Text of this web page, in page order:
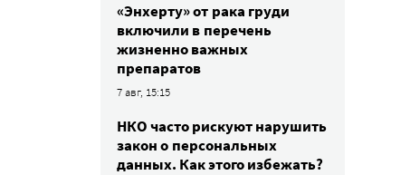
«Энхерту» от рака груди
включили в перечень
жизненно важных
препаратов
7 авг, 15:15
НКО часто рискуют нарушить
закон о персональных
данных. Как этого избежать?